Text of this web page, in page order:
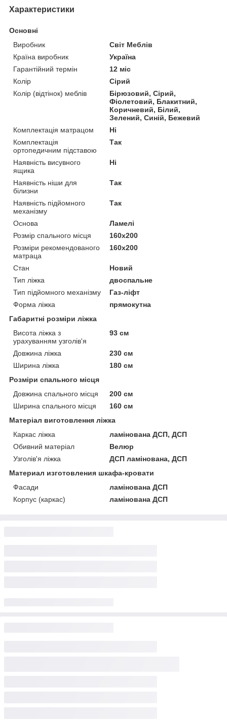
Характеристики
Основні
Виробник
Світ Меблів
Країна виробник
Україна
Гарантійний термін
12 міс
Колір
Сірий
Колір (відтінок) меблів
Бірюзовий, Сірий,
Фіолетовий, Блакитний,
Коричневий, Білий,
Зелений, Синій, Бежевий
Комплектація матрацом
Ні
Комплектація
ортопедичним підставою
Так
Наявність висувного
ящика
Ні
Наявність ніши для
білизни
Так
Наявність підйомного
механізму
Так
Основа
Ламелі
Розмір спального місця
160х200
Розміри рекомендованого
матраца
160х200
Стан
Новий
Тип ліжка
двоспальне
Тип підйомного механізму
Газ-ліфт
Форма ліжка
прямокутна
Габаритні розміри ліжка
Висота ліжка з
урахуванням узголів'я
93 см
Довжина ліжка
230 см
Ширина ліжка
180 см
Розміри спального місця
Довжина спального місця
200 см
Ширина спального місця
160 см
Матеріал виготовлення ліжка
Каркас ліжка
ламінована ДСП, ДСП
Обивний матеріал
Велюр
Узголів'я ліжка
ДСП ламінована, ДСП
Материал изготовления шкафа-кровати
Фасади
ламінована ДСП
Корпус (каркас)
ламінована ДСП